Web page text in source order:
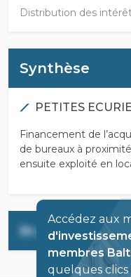
Distribution des
Synthèse
PETITES
Financement de
de bureaux à
ensuite exploité en
Accédez aux
membres
quelques
In parte